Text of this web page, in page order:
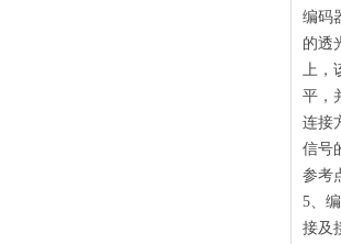
编码
的透
上，
平，
连接
信号
参考
5、
接及